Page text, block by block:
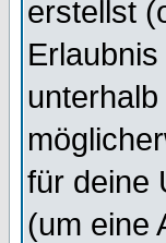
erstellst
für deine
(um eine